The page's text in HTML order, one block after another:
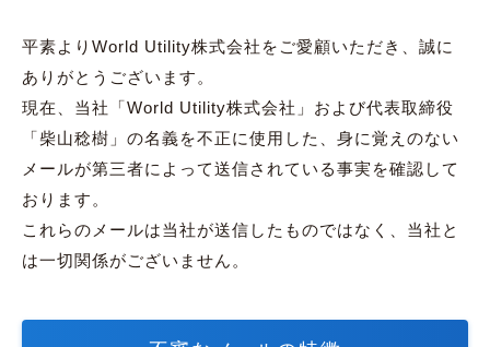
平素よりWorld Utility株式会社をご愛顧いただき、誠に
ありがとうございます。
現在、当社「World Utility株式会社」および代表取締役
「柴山稔樹」の名義を不正に使用した、身に覚えのない
メールが第三者によって送信されている事実を確認して
おります。
これらのメールは当社が送信したものではなく、当社と
は一切関係がございません。